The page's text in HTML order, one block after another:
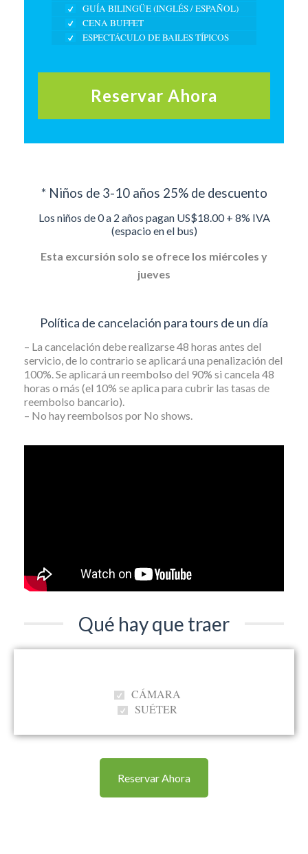
GUÍA BILINGÜE (INGLÉS / ESPAÑOL)
CENA BUFFET
ESPECTÁCULO DE BAILES TÍPICOS
Reservar Ahora
* Niños de 3-10 años 25% de descuento
Los niños de 0 a 2 años pagan US$18.00 + 8% IVA
(espacio en el bus)
Esta excursión solo se ofrece los miércoles y
jueves
Política de cancelación para tours de un día
– La cancelación debe realizarse 48 horas antes del
servicio, de lo contrario se aplicará una penalización del
100%. Se aplicará un reembolso del 90% si cancela 48
horas o más (el 10% se aplica para cubrir las tasas de
reembolso bancario).
– No hay reembolsos por No shows.
Qué hay que traer
CÁMARA
SUÉTER
Reservar Ahora